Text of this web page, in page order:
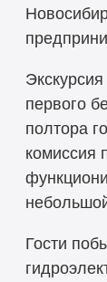
первого
полтора
комиссия
Гости